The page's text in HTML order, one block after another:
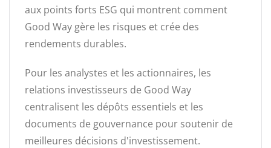
aux points forts ESG qui montrent comment
Good Way gère les risques et crée des
rendements durables.
Pour les analystes et les actionnaires, les
relations investisseurs de Good Way
centralisent les dépôts essentiels et les
documents de gouvernance pour soutenir de
meilleures décisions d'investissement.